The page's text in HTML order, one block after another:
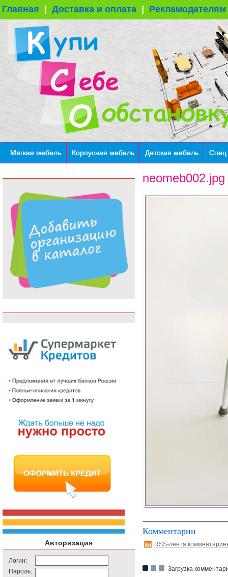
Главная Доставка и оплата Рекламодателям
Мягкая мебель Корпусная мебель Детская мебель Спец
Авторизация
Логин:
Пароль:
neomeb002.jpg
Комментарии
RSS-лента
Загрузка